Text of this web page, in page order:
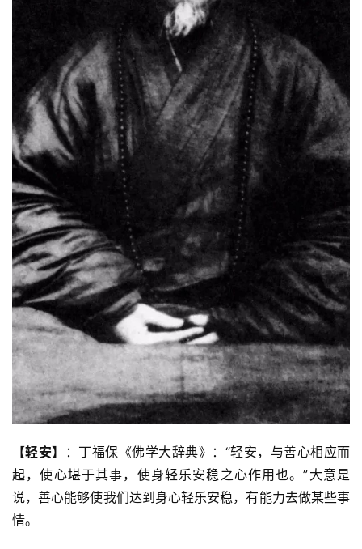
【轻安】
：丁福保《佛学大辞典》：“轻安，与善心相应而
起，使心堪于其事，使身轻乐安稳之心作用也。”大意是
说，善心能够使我们达到身心轻乐安稳，有能力去做某些事
情。